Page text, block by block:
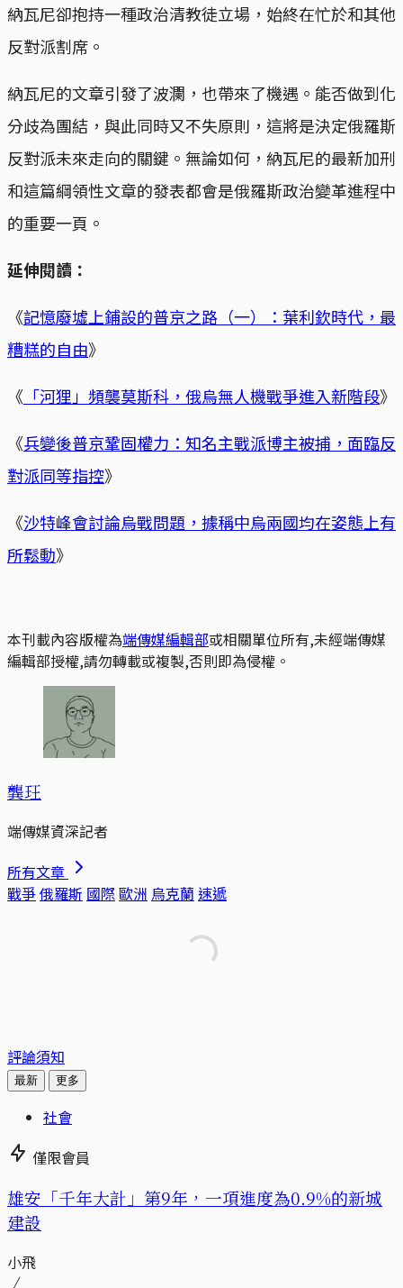
納瓦尼卻抱持一種政治清教徒立場，始終在忙於和其他
反對派割席。
納瓦尼的文章引發了波瀾，也帶來了機遇。能否做到化
分歧為團結，與此同時又不失原則，這將是決定俄羅斯
反對派未來走向的關鍵。無論如何，納瓦尼的最新加刑
和這篇綱領性文章的發表都會是俄羅斯政治變革進程中
的重要一頁。
延伸閱讀：
《記憶廢墟上鋪設的普京之路（一）：葉利欽時代，最
糟糕的自由》
《 「河狸」頻襲莫斯科，俄烏無人機戰爭進入新階段》
《兵變後普京鞏固權力：知名主戰派博主被捕，面臨反
對派同等指控》
《沙特峰會討論烏戰問題，據稱中烏兩國均在姿態上有
所鬆動》
本刊載內容版權為端傳媒編輯部或相關單位所有,未經端傳媒
編輯部授權,請勿轉載或複製,否則即為侵權。
龔玨
端傳媒資深記者
所有文章
戰爭俄羅斯 國際歐洲 烏克蘭速遞
評論須知
最新 更多
社會
僅限會員
​​雄安「千年大計」第9年，一項進度為0.9%的新城
建設
小飛